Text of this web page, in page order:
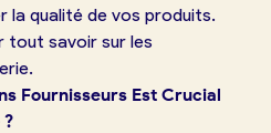
qualité de vos produits.
tout savoir sur les
Fournisseurs Est Crucial